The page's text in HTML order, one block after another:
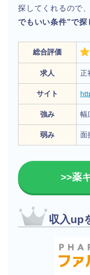
探してくれるので、
でもいい条件”で探
総合評価
求人 正
サイト
強み 幅
弱み 面
>>薬
収入up